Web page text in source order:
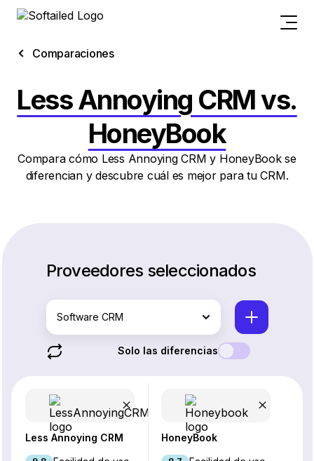
Comparaciones
Less Annoying CRM vs.
HoneyBook
Compara cómo Less Annoying CRM y HoneyBook se
diferencian y descubre cuál es mejor para tu CRM.
Proveedores seleccionados
Software CRM
Solo las diferencias
Less Annoying CRM HoneyBook